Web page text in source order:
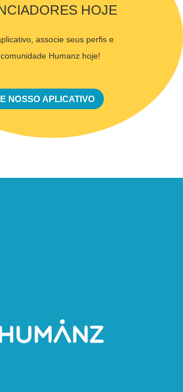
HOJE
associe seus perfis e
Humanz hoje!
NOSSO APLICATIVO